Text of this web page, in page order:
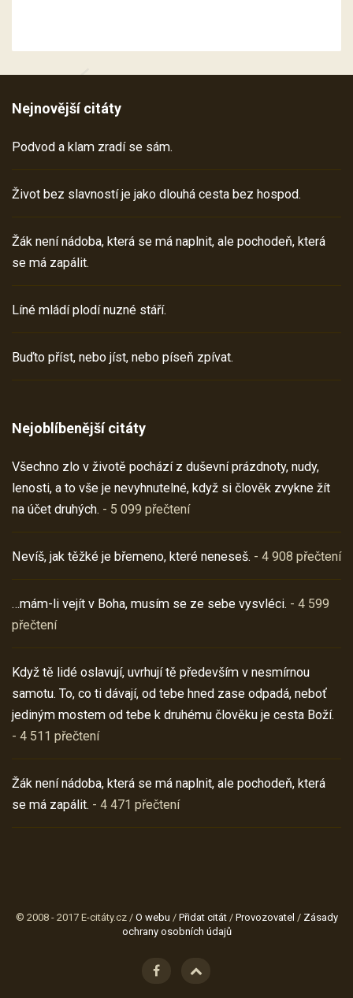
Nejnovější citáty
Podvod a klam zradí se sám.
Život bez slavností je jako dlouhá cesta bez hospod.
Žák není nádoba, která se má naplnit, ale pochodeň, která
se má zapálit.
Líné mládí plodí nuzné stáří.
Buďto příst, nebo jíst, nebo píseň zpívat.
Nejoblíbenější citáty
Všechno zlo v životě pochází z duševní prázdnoty, nudy,
lenosti, a to vše je nevyhnutelné, když si člověk zvykne žít
na účet druhých. - 5 099 přečtení
Nevíš, jak těžké je břemeno, které neneseš. - 4 908 přečtení
…mám-li vejít v Boha, musím se ze sebe vysvléci. - 4 599
přečtení
Když tě lidé oslavují, uvrhují tě především v nesmírnou
samotu. To, co ti dávají, od tebe hned zase odpadá, neboť
jediným mostem od tebe k druhému člověku je cesta Boží.
- 4 511 přečtení
Žák není nádoba, která se má naplnit, ale pochodeň, která
se má zapálit. - 4 471 přečtení
© 2008 - 2017 E-citáty.cz / O webu / Přidat citát/ Provozovatel / Zásady
ochrany osobních údajů